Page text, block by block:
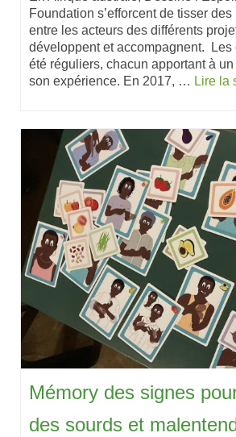
Foundation s’efforcent de tisser
entre les acteurs des différents
développent et accompagnent. Les
été réguliers, chacun apportant à
son expérience. En 2017, … Lire la
Mémory des signes
des sourds et